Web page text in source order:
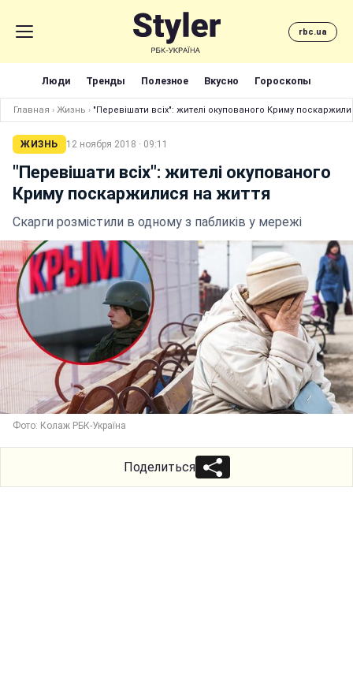
rbc.ua
Люди Тренды Полезное Вкусно Гороскопы
Главная › Жизнь › "Перевішати всіх": жителі окупованого Криму
ЖИЗНЬ 12 ноября 2018 · 09:11
"Перевішати всіх": жителі окупованого
Криму поскаржилися на життя
Скарги розмістили в одному з пабликів у мережі
Фото: Колаж РБК-Україна
Поделиться